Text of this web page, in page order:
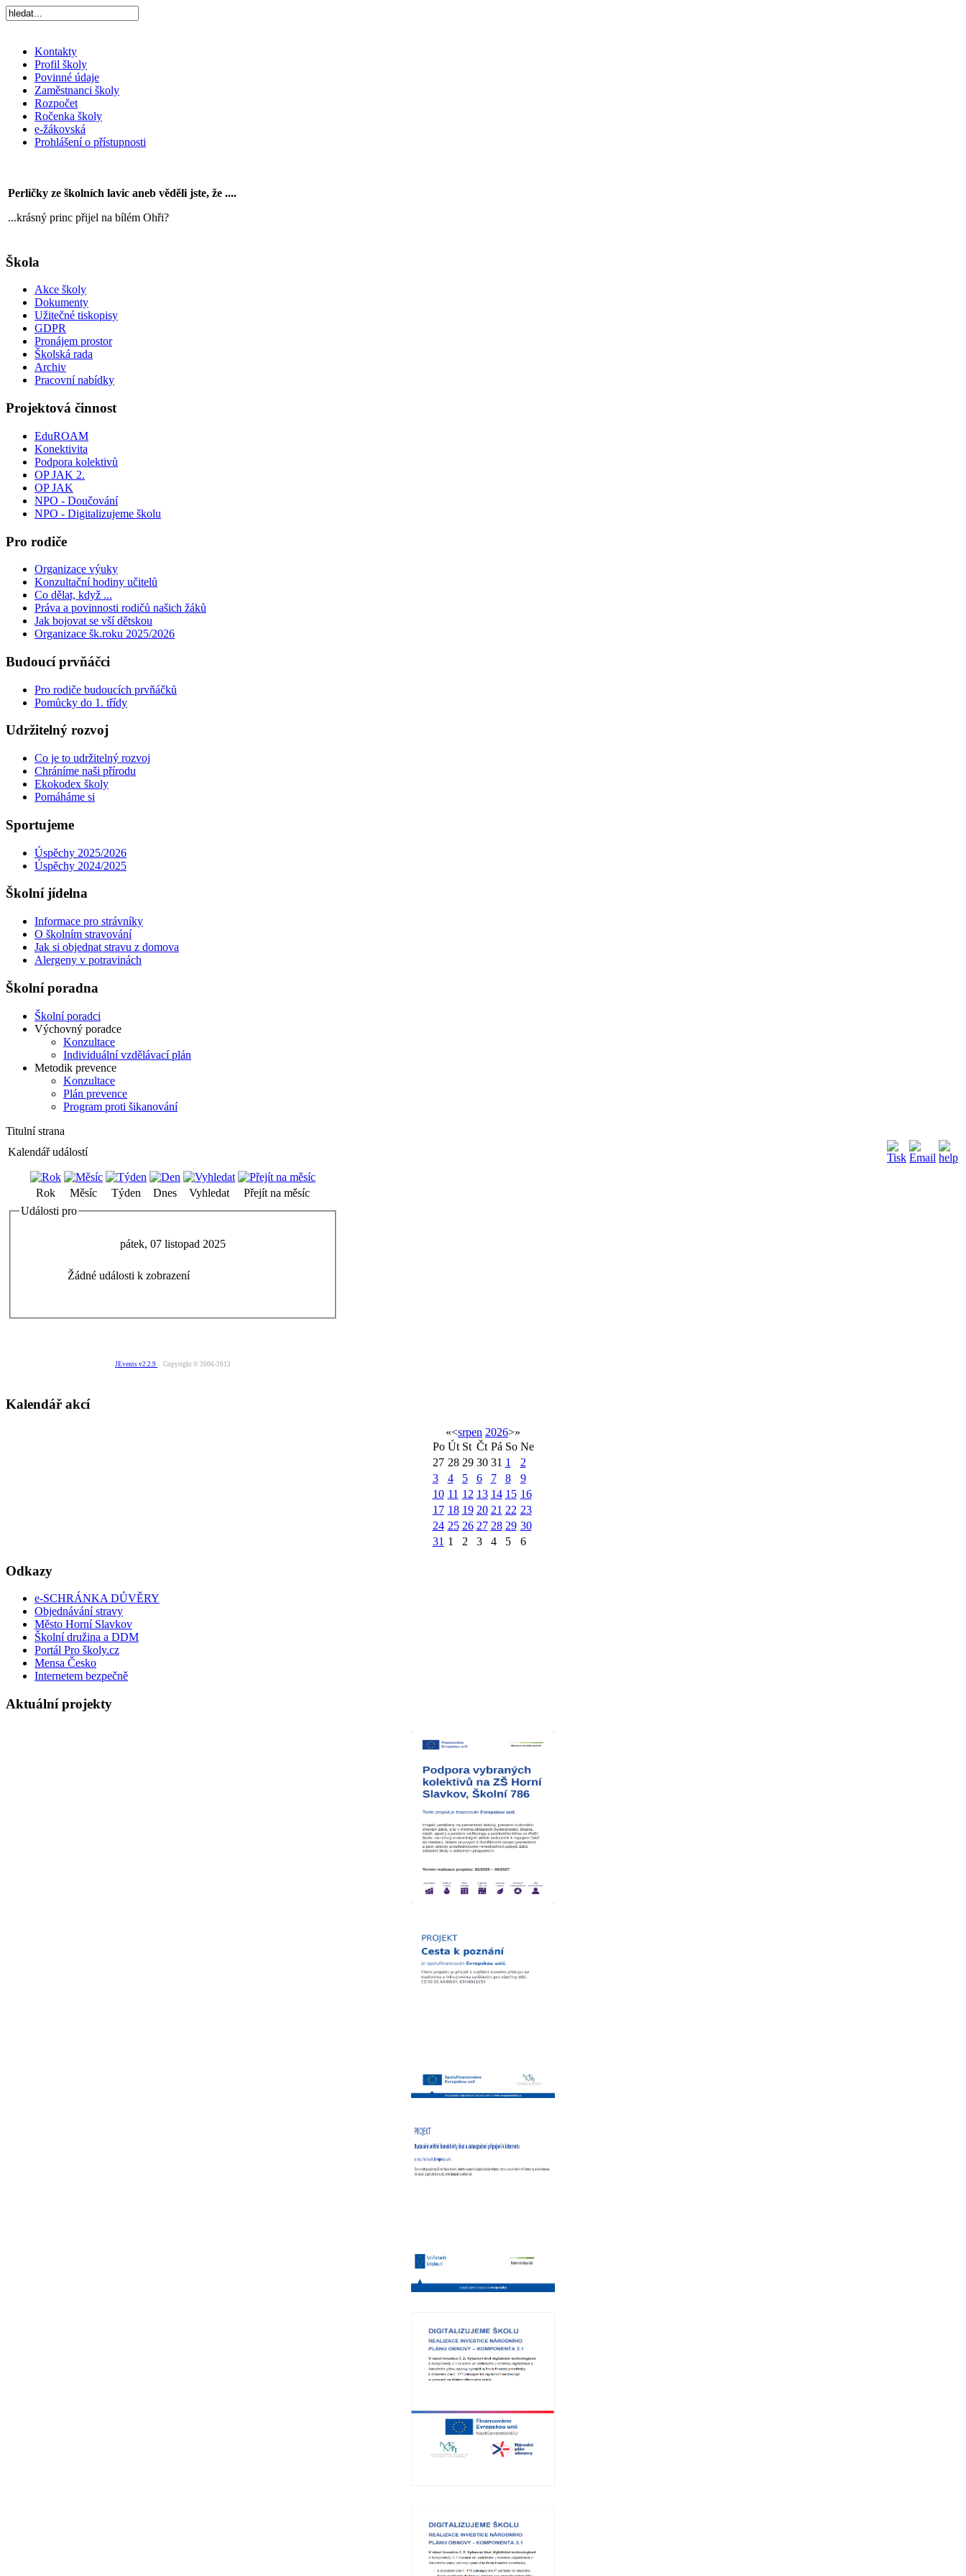
Kontakty
Profil školy
Povinné údaje
Zaměstnanci školy
Rozpočet
Ročenka školy
e-žákovská
Prohlášení o přístupnosti
Perličky ze školních lavic aneb věděli jste, že ....
...krásný princ přijel na bílém Ohři?
Škola
Akce školy
Dokumenty
Užitečné tiskopisy
GDPR
Pronájem prostor
Školská rada
Archiv
Pracovní nabídky
Projektová činnost
EduROAM
Konektivita
Podpora kolektivů
OP JAK 2.
OP JAK
NPO - Doučování
NPO - Digitalizujeme školu
Pro rodiče
Organizace výuky
Konzultační hodiny učitelů
Co dělat, když ...
Práva a povinnosti rodičů našich žáků
Jak bojovat se vší dětskou
Organizace šk.roku 2025/2026
Budoucí prvňáčci
Pro rodiče budoucích prvňáčků
Pomůcky do 1. třídy
Udržitelný rozvoj
Co je to udržitelný rozvoj
Chráníme naši přírodu
Ekokodex školy
Pomáháme si
Sportujeme
Úspěchy 2025/2026
Úspěchy 2024/2025
Školní jídelna
Informace pro strávníky
O školním stravování
Jak si objednat stravu z domova
Alergeny v potravinách
Školní poradna
Školní poradci
Výchovný poradce
Konzultace
Individuální vzdělávací plán
Metodik prevence
Konzultace
Plán prevence
Program proti šikanování
Titulní strana
Kalendář událostí
Rok Měsíc Týden Dnes Vyhledat
Přejít na měsíc
Události pro
pátek, 07 listopad 2025
Žádné události k zobrazení
JEvents v2.2.9 Copyright © 2006-2012
Kalendář akcí
«<srpen 2026>»
Po Út St Čt Pá So Ne
27 28 29 30 31 1
2
3
4 5 6 7 8
9
10 11 12 13 14 15 16
17 18 19 20 21 22 23
24 25 26 27 28 29 30
31 1 2 3 4 5 6
Odkazy
e-SCHRÁNKA DŮVĚRY
Objednávání stravy
Město Horní Slavkov
Školní družina a DDM
Portál Pro školy.cz
Mensa Česko
Internetem bezpečně
Aktuální projekty